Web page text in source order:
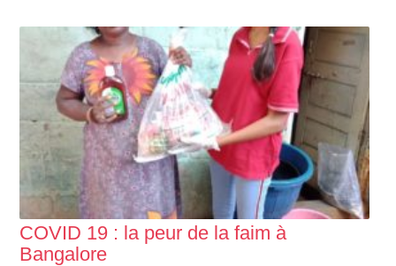
COVID 19 : la peur de la faim à
Bangalore